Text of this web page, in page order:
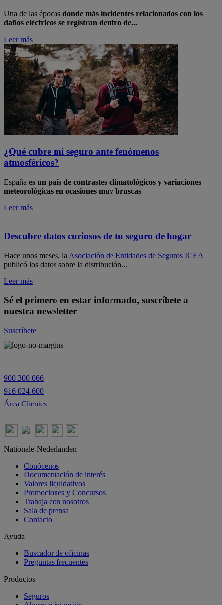
​Una de las épocas donde más incidentes relacionados con los
daños eléctricos se registran dentro de...
Leer más
¿Qué cubre mi seguro ante fenómenos
atmosféricos?
​España es un país de contrastes climatológicos y variaciones
meteorológicas en ocasiones muy bruscas
Leer más
Descubre datos curiosos de tu seguro de hogar
​Hace unos meses, la Asociación de Entidades de Seguros ICEA
publicó los datos sobre la distribución...
Leer más
Sé el primero en estar informado, suscríbete a
nuestra newsletter
Suscríbete
900 300 066
916 024 600
Área Clientes
Nationale-Nederlanden
Conócenos
Documentación de interés
Valores liquidativos
Promociones y Concursos
Trabaja con nosotros
Sala de prensa
Contacto
Ayuda
Buscador de oficinas
Preguntas frecuentes
Productos
Seguros